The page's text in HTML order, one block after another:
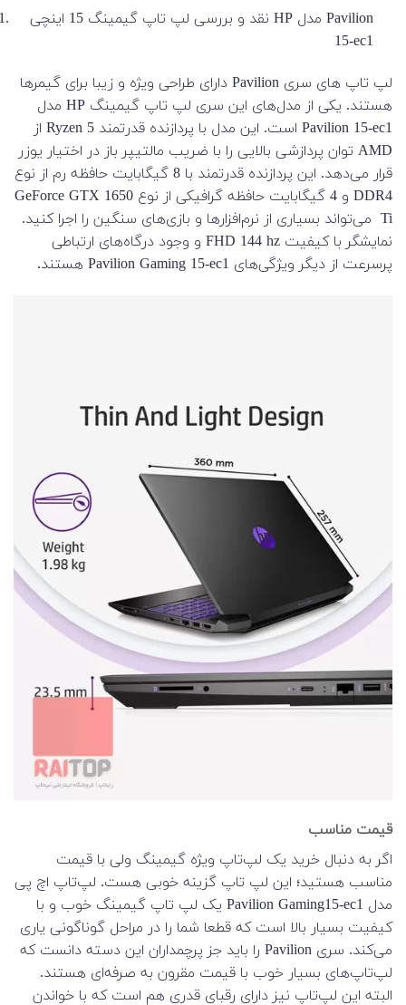
نقد و بررسی لپ تاپ گیمینگ 15 اینچی HP مدل Pavilion
15-ec1
لپ تاپ های سری Pavilion دارای طراحی ویژه و زیبا برای گیمرها
هستند. یکی از مدل‌های این سری لپ تاپ گیمینگ HP مدل
Pavilion 15-ec1 است. این مدل با پردازنده قدرتمند Ryzen 5 از
AMD توان پردازشی بالایی را با ضریب مالتیپر باز در اختیار یوزر
قرار می‌دهد. این پردازنده قدرتمند با 8 گیگابایت حافظه رم از نوع
DDR4 و 4 گیگابایت حافظه گرافیکی از نوع GeForce GTX 1650
Ti می‌تواند بسیاری از نرم‌افزار‌ها و بازی‌های سنگین را اجرا کنید.
نمایشگر با کیفیت FHD 144 hz و وجود درگاه‌های ارتباطی
پرسرعت از دیگر ویژگی‌های Pavilion Gaming 15-ec1 هستند.
قیمت مناسب
اگر به دنبال خرید یک لپ‌تاپ ویژه گیمینگ ولی با قیمت
مناسب هستید؛ این لپ تاپ گزینه خوبی هست. لپ‌تاپ اچ پی
مدل Pavilion Gaming15-ec1 یک لپ تاپ گیمینگ خوب و با
کیفیت بسیار بالا است که قطعا شما را در مراحل گوناگونی یاری
می‌کند. سری Pavilion را باید جز پرچمداران این دسته دانست که
لپ‌تاپ‌های بسیار خوب با قیمت مقرون به صرفه‌ای هستند.
البته این لپ‌تاپ نیز دارای رقبای قدری هم است که با خواندن